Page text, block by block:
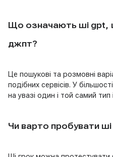
Що означають ші gpt,
джпт?
Це пошукові та розмовні
подібних сервісів. У
на увазі один і той самий тип
Чи варто пробувати ші